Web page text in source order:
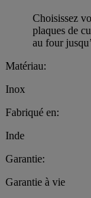
Choisissez
plaques de
au four
Matériau:
Inox
Fabriqué en:
Inde
Garantie:
Garantie à vie